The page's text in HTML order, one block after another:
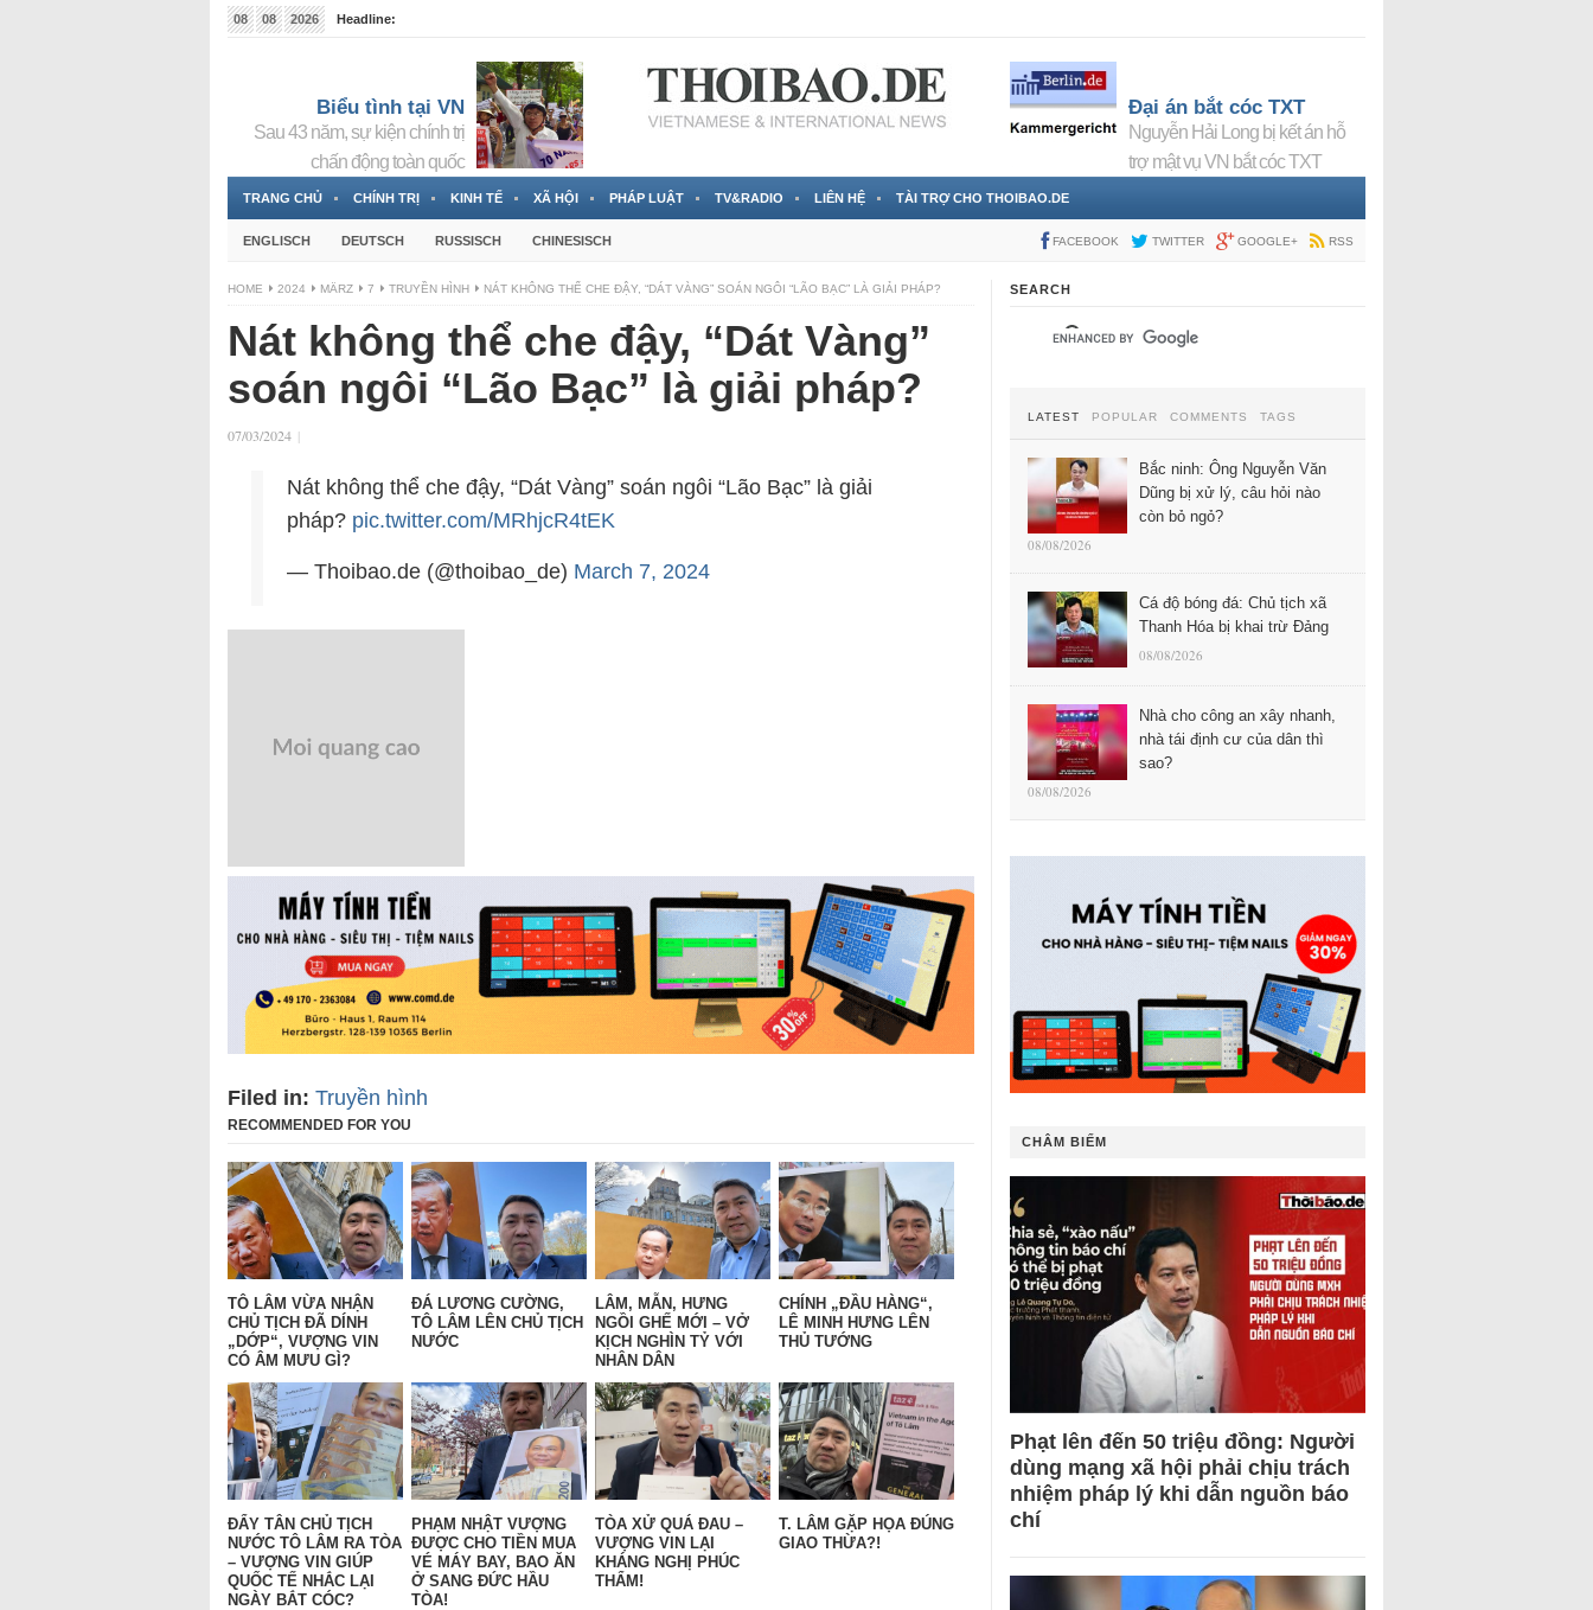
08 08 2026
Headline:
Biểu tình tại VN
Sau 43 năm, sự kiện chính trị
chấn động toàn quốc
Đại án bắt cóc TXT
Nguyễn Hải Long bị kết án hỗ
trợ mật vụ VN bắt cóc TXT
TRANG CHỦ CHÍNH TRỊ KINH TẾ XÃ HỘI PHÁP LUẬT TV&RADIO LIÊN HỆ TÀI TRỢ CHO THOIBAO.DE
ENGLISCH DEUTSCH RUSSISCH CHINESISCH FACEBOOK TWITTER GOOGLE+ RSS
HOME 2024 MÄRZ 7 TRUYỀN HÌNH NÁT KHÔNG THỂ CHE ĐẬY, “DÁT VÀNG” SOÁN NGÔI “LÃO BẠC” LÀ GIẢI PHÁP?
Nát không thể che đậy, “Dát Vàng”
soán ngôi “Lão Bạc” là giải pháp?
07/03/2024 |
Nát không thể che đậy, “Dát Vàng” soán ngôi “Lão Bạc” là giải
pháp? pic.twitter.com/MRhjcR4tEK
— Thoibao.de (@thoibao_de) March 7, 2024
Filed in: Truyền hình
RECOMMENDED FOR YOU
TÔ LÂM VỪA NHẬN
CHỦ TỊCH ĐÃ DÍNH
„DỚP“, VƯỢNG VIN
CÓ ÂM MƯU GÌ?
ĐÁ LƯƠNG CƯỜNG,
TÔ LÂM LÊN CHỦ TỊCH
NƯỚC
LÂM, MẪN, HƯNG
NGỒI GHẾ MỚI – VỞ
KỊCH NGHÌN TỶ VỚI
NHÂN DÂN
CHÍNH „ĐẦU HÀNG“,
LÊ MINH HƯNG LÊN
THỦ TƯỚNG
ĐẨY TÂN CHỦ TỊCH
NƯỚC TÔ LÂM RA TÒA
– VƯỢNG VIN GIÚP
QUỐC TẾ NHẮC LẠI
NGÀY BẮT CÓC?
PHẠM NHẬT VƯỢNG
ĐƯỢC CHO TIỀN MUA
VÉ MÁY BAY, BAO ĂN
Ở SANG ĐỨC HẦU
TÒA!
TÒA XỬ QUÁ ĐAU –
VƯỢNG VIN LẠI
KHÁNG NGHỊ PHÚC
THẨM!
T. LÂM GẶP HỌA ĐÚNG
GIAO THỪA?!
SEARCH
LATEST POPULAR COMMENTS TAGS
Bắc ninh: Ông Nguyễn Văn
Dũng bị xử lý, câu hỏi nào
còn bỏ ngỏ?
08/08/2026
Cá độ bóng đá: Chủ tịch xã
Thanh Hóa bị khai trừ Đảng
08/08/2026
Nhà cho công an xây nhanh,
nhà tái định cư của dân thì
sao?
08/08/2026
CHÂM BIẾM
Phạt lên đến 50 triệu đồng: Người
dùng mạng xã hội phải chịu trách
nhiệm pháp lý khi dẫn nguồn báo
chí